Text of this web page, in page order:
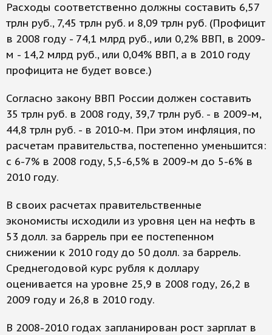
Расходы соответственно должны составить 6,57
трлн руб., 7,45 трлн руб. и 8,09 трлн руб. (Профицит
в 2008 году - 74,1 млрд руб., или 0,2% ВВП, в 2009-
м - 14,2 млрд руб., или 0,04% ВВП, а в 2010 году
профицита не будет вовсе.)
Согласно закону ВВП России должен составить
35 трлн руб. в 2008 году, 39,7 трлн руб. - в 2009-м,
44,8 трлн руб. - в 2010-м. При этом инфляция, по
расчетам правительства, постепенно уменьшится:
с 6-7% в 2008 году, 5,5-6,5% в 2009-м до 5-6% в
2010 году.
В своих расчетах правительственные
экономисты исходили из уровня цен на нефть в
53 долл. за баррель при ее постепенном
снижении к 2010 году до 50 долл. за баррель.
Среднегодовой курс рубля к доллару
оценивается на уровне 25,9 в 2008 году, 26,2 в
2009 году и 26,8 в 2010 году.
В 2008-2010 годах запланирован рост зарплат в